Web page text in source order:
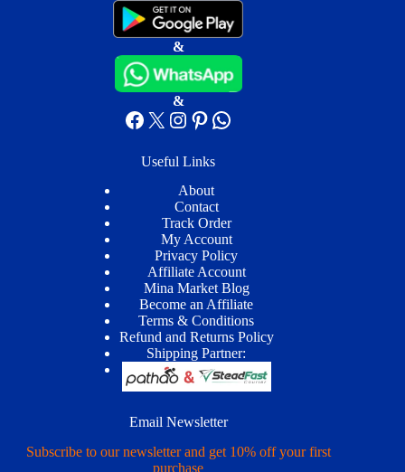
&
&
Facebook
X Instagram
Pinterest
WhatsApp
Useful Links
About
Contact
Track Order
My Account
Privacy Policy
Affiliate Account
Mina Market Blog
Become an Affiliate
Terms & Conditions
Refund and Returns Policy
Shipping Partner:
Email Newsletter
Subscribe to our newsletter and get 10% off your first
purchase